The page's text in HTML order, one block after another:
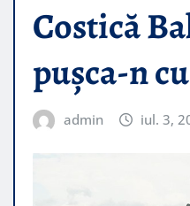
Costică
pușca-n
admin iul. 3,